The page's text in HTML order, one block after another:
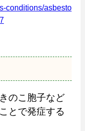
conditions/asbesto
のこ胞子など
とで発症する